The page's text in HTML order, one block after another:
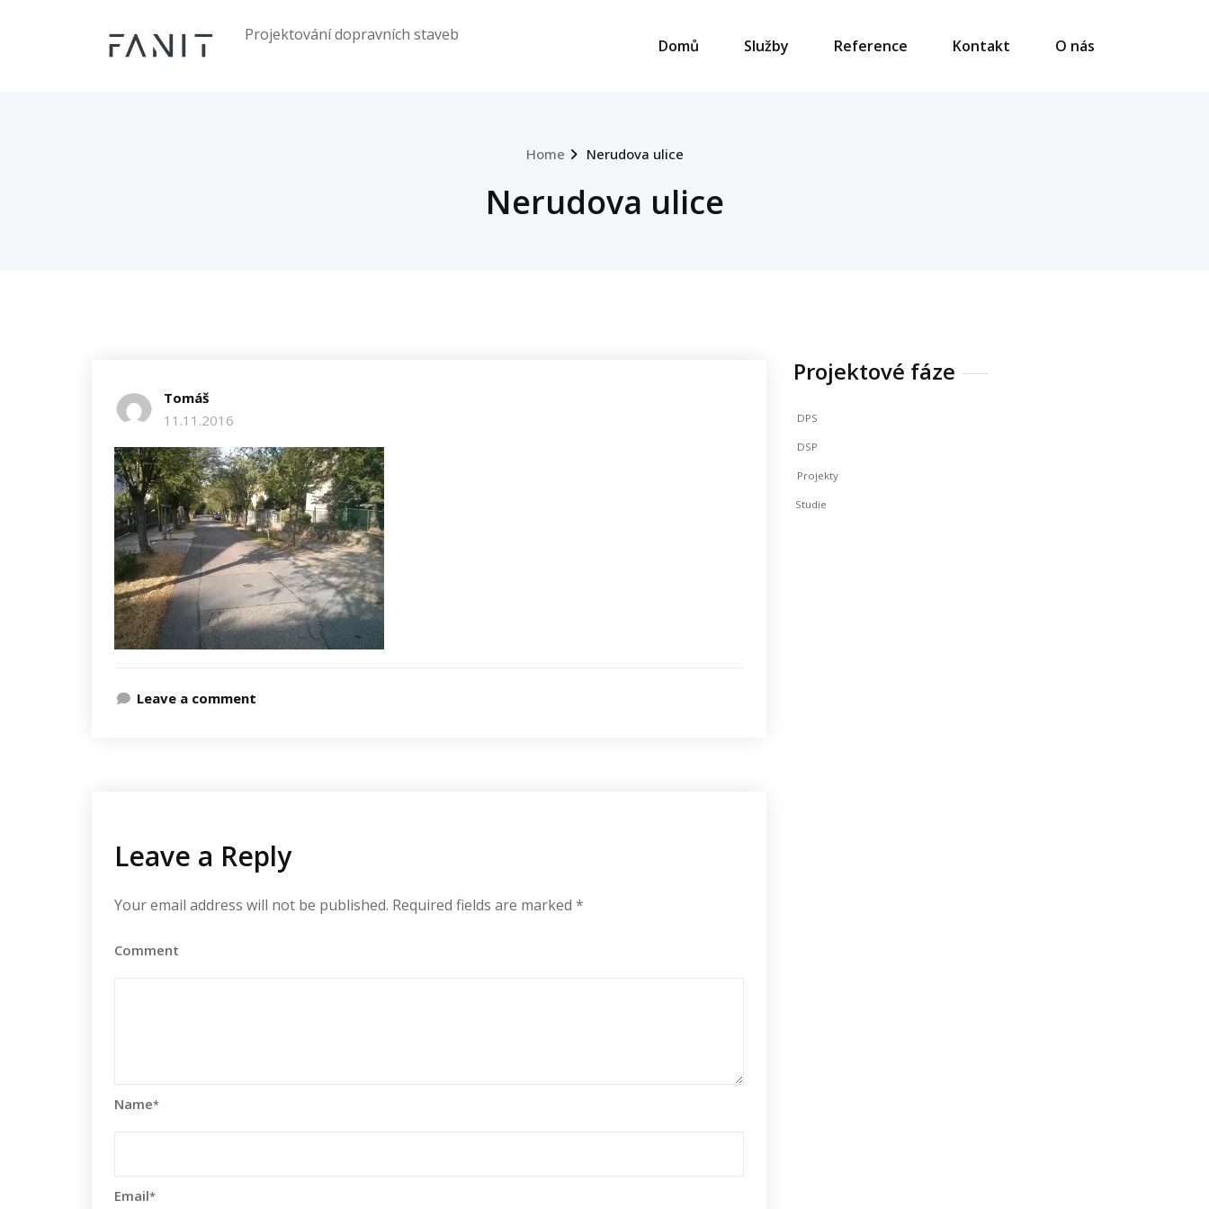
Projektování dopravních staveb
Domů Služby Reference Kontakt O nás
Home Nerudova ulice
Nerudova ulice
Tomáš
11.11.2016
Leave a comment
Leave a Reply
Your email address will not be published. Required fields are marked *
Comment
Name*
Email*
Projektové fáze
DPS
DSP
Projekty
Studie